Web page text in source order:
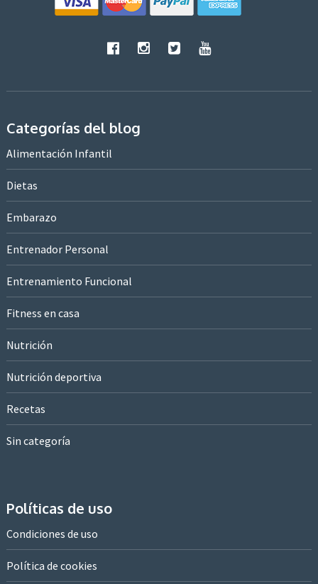
Categorías del blog
Alimentación Infantil
Dietas
Embarazo
Entrenador Personal
Entrenamiento Funcional
Fitness en casa
Nutrición
Nutrición deportiva
Recetas
Sin categoría
Políticas de uso
Condiciones de uso
Política de cookies